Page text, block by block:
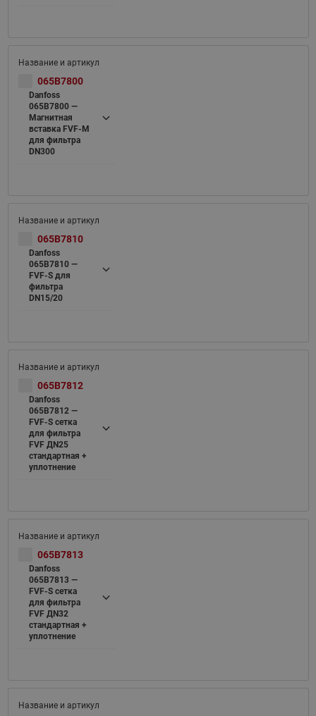
065B7800
Danfoss
065B7800 —
Магнитная
вставка FVF-M
для фильтра
DN300
065B7810
Danfoss
065B7810 —
FVF-S для
фильтра
DN15/20
065B7812
Danfoss
065B7812 —
FVF-S cетка
для фильтра
FVF ДN25
стандартная +
уплотнение
065B7813
Danfoss
065B7813 —
FVF-S cетка
для фильтра
FVF ДN32
стандартная +
уплотнение